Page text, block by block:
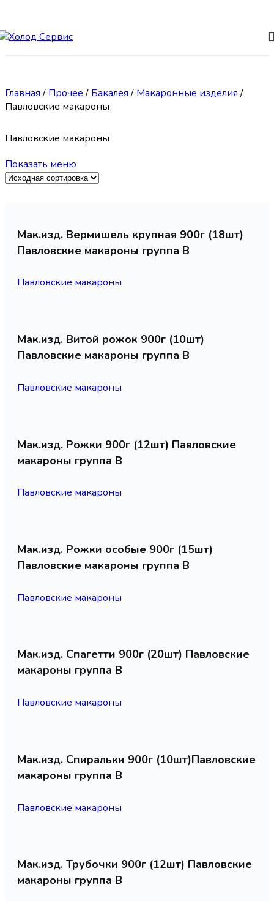
Главная/ Прочее/ Бакалея/ Макаронные изделия/
Павловские макароны
Павловские макароны
Показать меню
Мак.изд. Вермишель крупная 900г (18шт)
Павловские макароны группа В
Павловские макароны
Мак.изд. Витой рожок 900г (10шт)
Павловские макароны группа В
Павловские макароны
Мак.изд. Рожки 900г (12шт) Павловские
макароны группа В
Павловские макароны
Мак.изд. Рожки особые 900г (15шт)
Павловские макароны группа В
Павловские макароны
Мак.изд. Спагетти 900г (20шт) Павловские
макароны группа В
Павловские макароны
Мак.изд. Спиральки 900г (10шт)Павловские
макароны группа В
Павловские макароны
Мак.изд. Трубочки 900г (12шт) Павловские
макароны группа В